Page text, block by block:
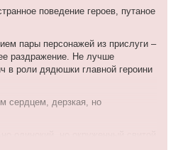
поведение героев, путаное
пары персонажей из прислуги –
раздражение. Не лучше
в роли дядюшки главной героини
сердцем, дерзкая, но
беспокоятся за его здоровье,